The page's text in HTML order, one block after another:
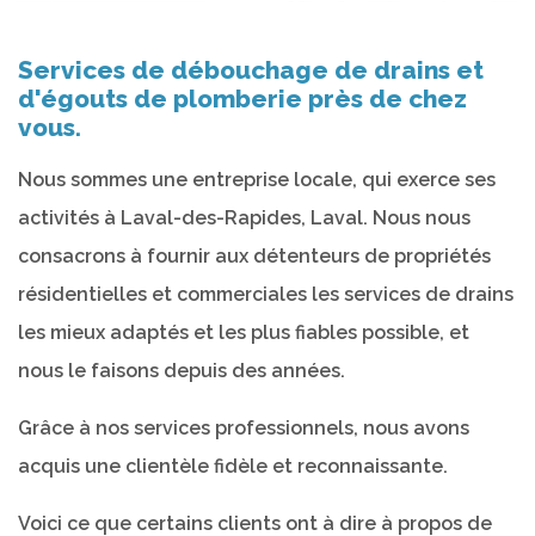
Services de débouchage de drains et
d'égouts de plomberie près de chez
vous.
Nous sommes une entreprise locale, qui exerce ses
activités à Laval-des-Rapides, Laval. Nous nous
consacrons à fournir aux détenteurs de propriétés
résidentielles et commerciales les services de drains
les mieux adaptés et les plus fiables possible, et
nous le faisons depuis des années.
Grâce à nos services professionnels, nous avons
acquis une clientèle fidèle et reconnaissante.
Voici ce que certains clients ont à dire à propos de